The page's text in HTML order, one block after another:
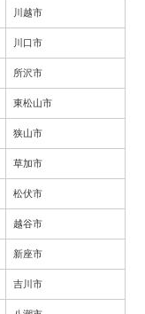
川越市
川口市
所沢市
東松山市
狭山市
草加市
松伏市
越谷市
新座市
吉川市